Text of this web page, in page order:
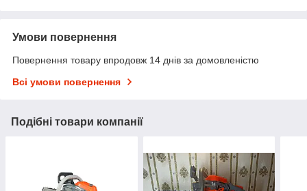
Умови повернення
Повернення товару впродовж 14 днів за домовленістю
Всі умови повернення
Подібні товари компанії